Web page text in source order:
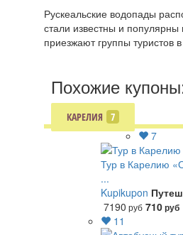
Рускеальские водопады
стали известны и
приезжают группы туристов
Похожие
КАРЕЛИЯ 7
7
Тур в Карелию
...
Kupikupon
7190 руб 710руб
11